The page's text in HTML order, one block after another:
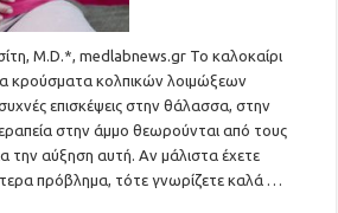
M.D.*, medlabnews.gr Το καλοκαίρι
κρούσματα κολπικών λοιμώξεων
επισκέψεις στην θάλασσα, στην
στην άμμο θεωρούνται από τους
την αύξηση αυτή. Αν μάλιστα έχετε
πρόβλημα, τότε γνωρίζετε καλά …